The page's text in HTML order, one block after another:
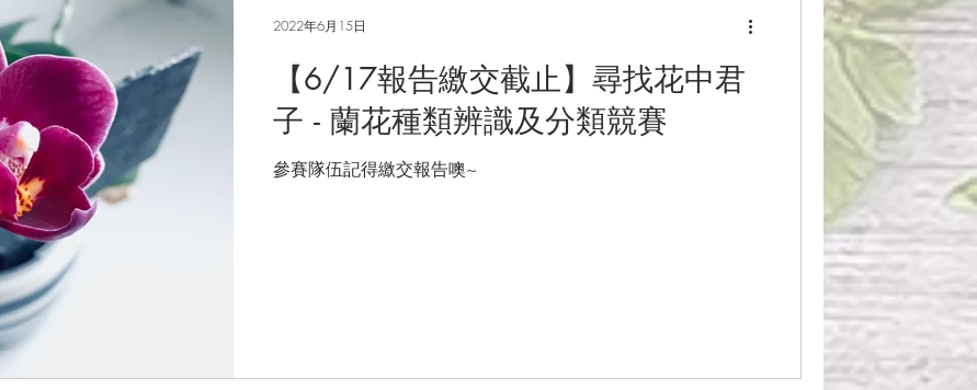
【6/17報告繳交截止】尋找花中君
子 - 蘭花種類辨識及分類競賽
參賽隊伍記得繳交報告噢~
2022年6月15日